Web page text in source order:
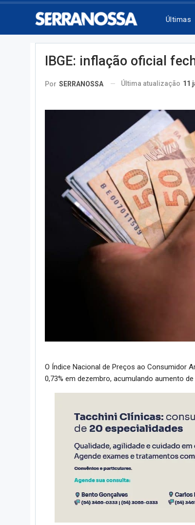
Últimas
IBGE: inflação oficial
Por SERRANOSSA Última atualização 11
O Índice Nacional de Preços ao Consumidor
0,73% em dezembro, acumulando aumento de